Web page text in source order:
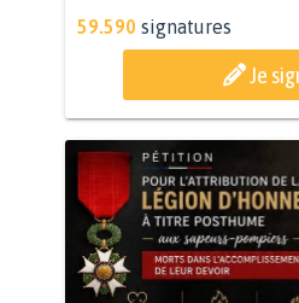
59.590 signatures
Je